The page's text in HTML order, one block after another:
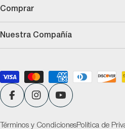
Comprar
Nuestra Compañía
Métodos
de
pagoFacebookInstagramYouTube
Términos y CondicionesPolítica de